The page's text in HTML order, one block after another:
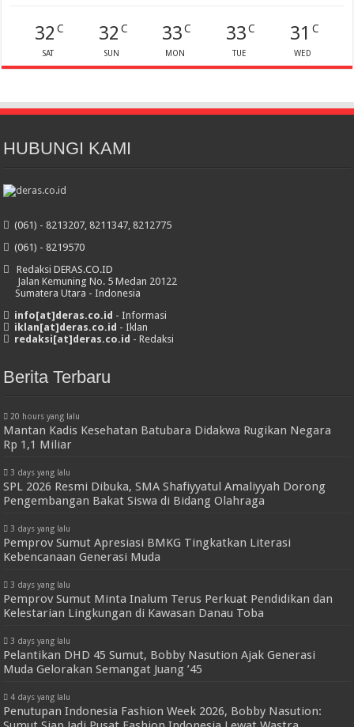
32 C
SAT
32 C
SUN
33 C
MON
33C
TUE
31 C
WED
HUBUNGI KAMI
(061) - 8213207, 8211347, 8212775
(061) - 8219570
Redaksi DERAS.CO.ID
Jalan Kemuning No. 5 Medan 20122
Sumatera Utara - Indonesia
info[at]deras.co.id - Informasi
iklan[at]deras.co.id - Iklan
redaksi[at]deras.co.id - Redaksi
Berita Terbaru
20 hours yang lalu
Mantan Kadis Kesehatan Batubara Didakwa Rugikan Negara
Rp 1,1 Miliar
3 days yang lalu
SPL 2026 Resmi Dibuka, SMA Shafiyyatul Amaliyyah Dorong
Pengembangan Bakat Siswa di Bidang Olahraga
3 days yang lalu
Pemprov Sumut Apresiasi BMKG Tingkatkan Literasi
Kebencanaan Generasi Muda
3 days yang lalu
Pemprov Sumut Minta Inalum Terus Perkuat Pendidikan dan
Kelestarian Lingkungan di Kawasan Danau Toba
3 days yang lalu
Pelantikan DHD 45 Sumut, Bobby Nasution Ajak Generasi
Muda Gelorakan Semangat Juang ’45
4 days yang lalu
Penutupan Indonesia Fashion Week 2026, Bobby Nasution: